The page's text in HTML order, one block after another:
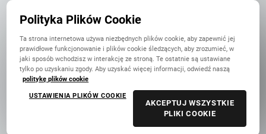
w Polsce
90 mln+
Polityka Plików Cookie
Ta strona internetowa używa niezbędnych plików cookie, aby zapewnić jej
prawidłowe funkcjonowanie i plików cookie śledzących, aby zrozumieć, w
jaki sposób wchodzisz w interakcję ze stroną. Te ostatnie są ustawiane
tylko po uzyskaniu zgody. Aby uzyskać więcej informacji, odwiedź naszą
politykę plików cookie
USTAWIENIA PLIKÓW COOKIE
AKCEPTUJ WSZYSTKIE
PLIKI COOKIE